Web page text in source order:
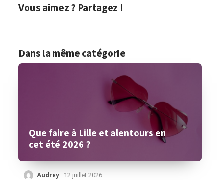
Vous aimez ? Partagez !
Dans la même catégorie
Que faire à Lille et alentours en
cet été 2026 ?
Audrey 12 juillet 2026